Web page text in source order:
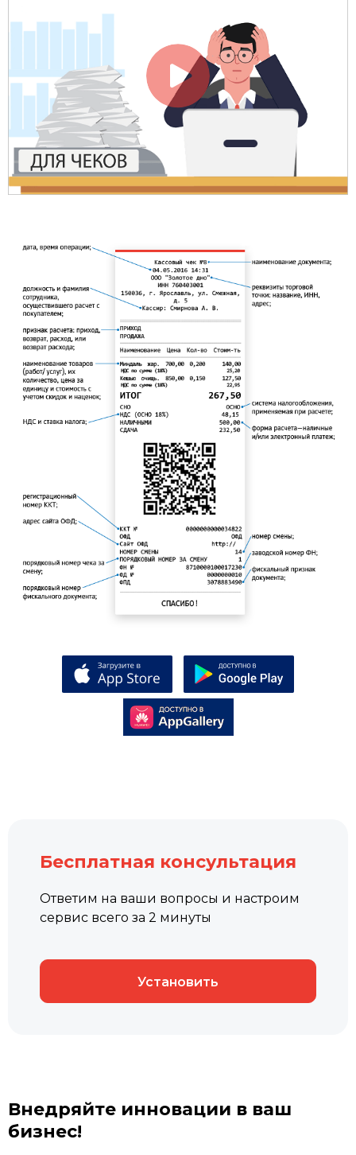
Бесплатная консультация
Ответим на ваши вопросы и настроим
сервис всего за 2 минуты
Установить
Внедряйте инновации в ваш
бизнес!